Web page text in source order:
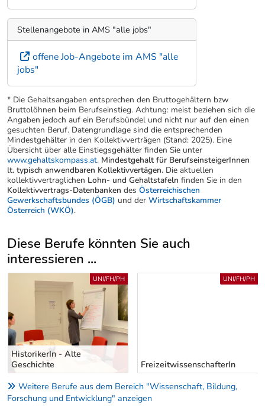
Stellenangebote in AMS "alle jobs"
offene Job-Angebote im AMS "alle
jobs"
* Die Gehaltsangaben entsprechen den Bruttogehältern bzw
Bruttolöhnen beim Berufseinstieg. Achtung: meist beziehen sich die
Angaben jedoch auf ein Berufsbündel und nicht nur auf den einen
gesuchten Beruf. Datengrundlage sind die entsprechenden
Mindestgehälter in den Kollektivverträgen (Stand: 2025). Eine
Übersicht über alle Einstiegsgehälter finden Sie unter
www.gehaltskompass.at. Mindestgehalt für BerufseinsteigerInnen
lt. typisch anwendbaren Kollektivvertägen. Die aktuellen
kollektivvertraglichen Lohn- und Gehaltstafeln finden Sie in den
Kollektivvertrags-Datenbanken des Österreichischen
Gewerkschaftsbundes (ÖGB) und der Wirtschaftskammer
Österreich (WKÖ).
Diese Berufe könnten Sie auch
interessieren ...
Uber weitere Berufsvorschläge
HistorikerIn - Alte
Geschichte
UNI/FH/PH
FreizeitwissenschafterIn
UNI/FH/PH
Weitere Berufe aus dem Bereich "Wissenschaft, Bildung,
Forschung und Entwicklung" anzeigen